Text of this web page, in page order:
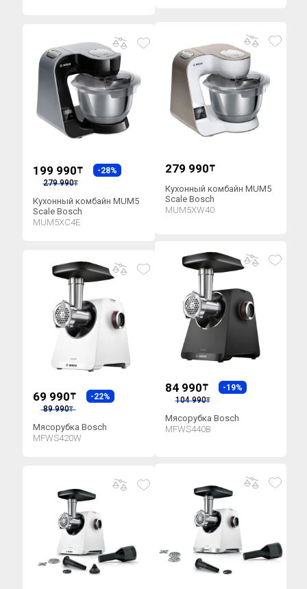
199 990₸
-28%
279 990₸
Кухонный комбайн MUM5
Scale Bosch
MUM5XC4E
279 990₸
Кухонный комбайн MUM5
Scale Bosch
MUM5XW40
69 990₸
-22%
89 990₸
Мясорубка Bosch
MFWS420W
84 990₸
-19%
104 990₸
Мясорубка Bosch
MFWS440B